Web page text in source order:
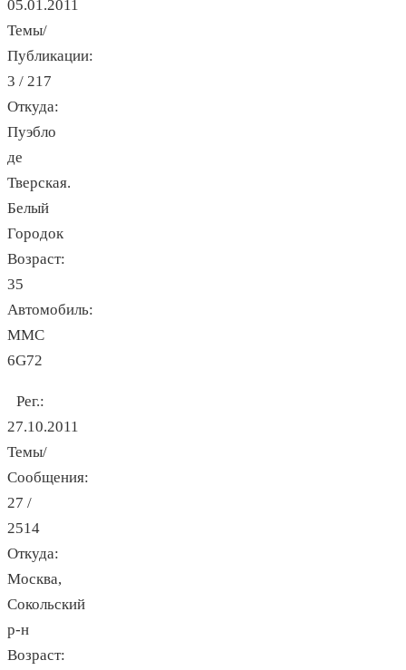
05.01.2011
Темы/
Публикации:
3 / 217
Откуда:
Пуэбло
де
Тверская.
Белый
Городок
Возраст:
35
Автомобиль:
MMC
6G72
Рег.:
27.10.2011
Темы/
Сообщения:
27 /
2514
Откуда:
Москва,
Сокольский
р-н
Возраст: